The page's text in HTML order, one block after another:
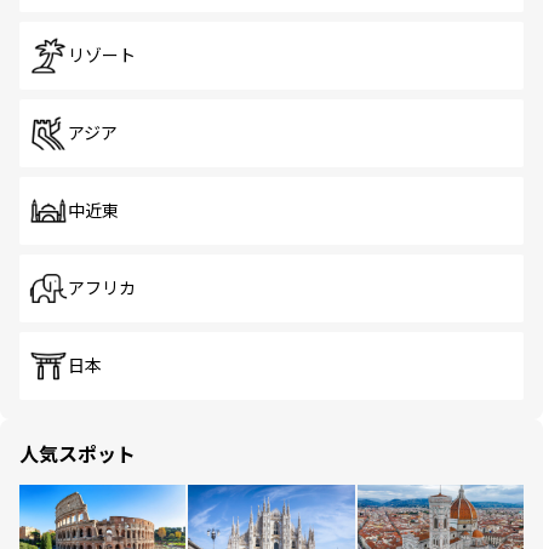
リゾート
アジア
中近東
アフリカ
日本
人気スポット